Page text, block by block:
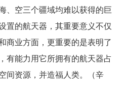
、空三个疆域均难以获得的巨
置的航天器，其重要意义不仅
商业方面，更重要的是表明了
有能力用它所拥有的航天器占
间资源，并造福人类。（辛